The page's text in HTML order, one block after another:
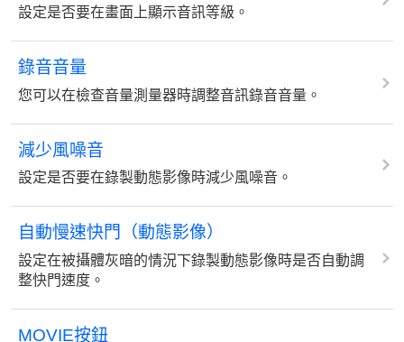
設定是否要在畫面上顯示音訊等級。
錄音音量
您可以在檢查音量測量器時調整音訊錄音音量。
減少風噪音
設定是否要在錄製動態影像時減少風噪音。
自動慢速快門（動態影像）
設定在被攝體灰暗的情況下錄製動態影像時是否自動調
整快門速度。
MOVIE按鈕